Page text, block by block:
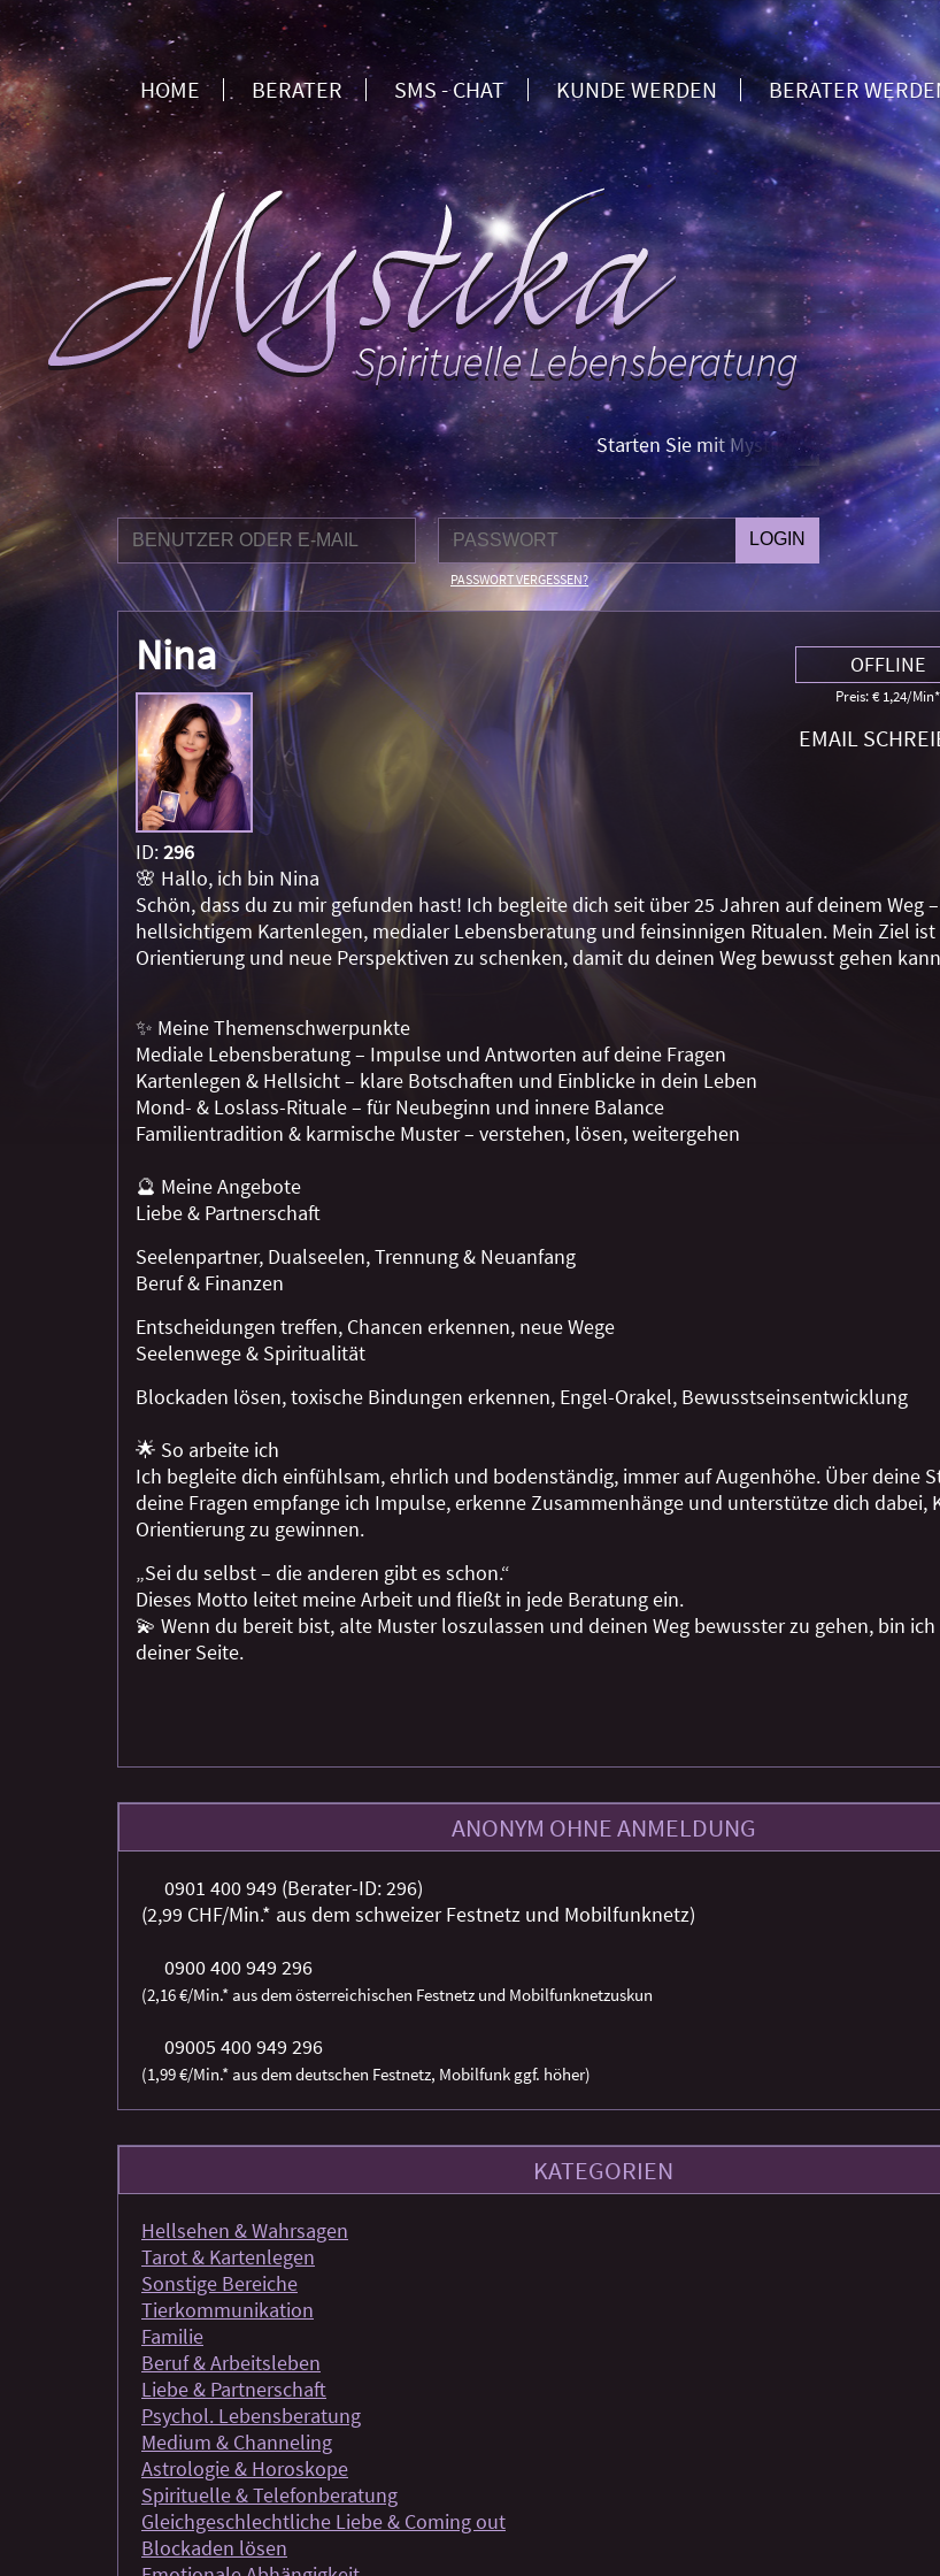
HOME BERATER SMS - CHAT KUNDE WERDEN BERATER
PASSWORT VERGESSEN?
Starten Sie mit Mystika: Erstberatung zum
Nina OFFLINE
Preis: € 1,24/Min*
EMAIL
ID:296
🌸 Hallo, ich bin Nina
Schön, dass du zu mir gefunden hast! Ich begleite dich seit über 25 Jahren auf deinem Weg
hellsichtigem Kartenlegen, medialer Lebensberatung und feinsinnigen Ritualen. Mein Ziel
Orientierung und neue Perspektiven zu schenken, damit du deinen Weg bewusst gehen
✨ Meine Themenschwerpunkte
Mediale Lebensberatung – Impulse und Antworten auf deine Fragen
Kartenlegen & Hellsicht – klare Botschaften und Einblicke in dein Leben
Mond- & Loslass-Rituale – für Neubeginn und innere Balance
Familientradition & karmische Muster – verstehen, lösen, weitergehen
🔮 Meine Angebote
Liebe & Partnerschaft
Seelenpartner, Dualseelen, Trennung & Neuanfang
Beruf & Finanzen
Entscheidungen treffen, Chancen erkennen, neue Wege
Seelenwege & Spiritualität
Blockaden lösen, toxische Bindungen erkennen, Engel-Orakel, Bewusstseinsentwicklung
🌟 So arbeite ich
Ich begleite dich einfühlsam, ehrlich und bodenständig, immer auf Augenhöhe. Über deine
deine Fragen empfange ich Impulse, erkenne Zusammenhänge und unterstütze dich dabei,
Orientierung zu gewinnen.
„Sei du selbst – die anderen gibt es schon.“
Dieses Motto leitet meine Arbeit und fließt in jede Beratung ein.
💫 Wenn du bereit bist, alte Muster loszulassen und deinen Weg bewusster zu gehen, bin ich
deiner Seite.
ANONYM OHNE ANMELDUNG
0901 400 949 (Berater-ID: 296)
(2,99 CHF/Min.* aus dem schweizer Festnetz und Mobilfunknetz)
0900 400 949 296
(2,16 €/Min.* aus dem österreichischen Festnetz und Mobilfunknetzuskun
09005 400 949 296
(1,99 €/Min.* aus dem deutschen Festnetz, Mobilfunk ggf. höher)
KATEGORIEN
Hellsehen & Wahrsagen
Tarot & Kartenlegen
Sonstige Bereiche
Tierkommunikation
Familie
Beruf & Arbeitsleben
Liebe & Partnerschaft
Psychol. Lebensberatung
Medium & Channeling
Astrologie & Horoskope
Spirituelle & Telefonberatung
Gleichgeschlechtliche Liebe & Coming out
Blockaden lösen